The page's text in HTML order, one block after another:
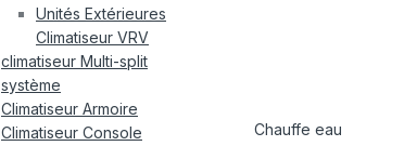
Unités Extérieures
Climatiseur VRV
climatiseur Multi-split
système
Climatiseur Armoire
Climatiseur Console
Chauffe eau